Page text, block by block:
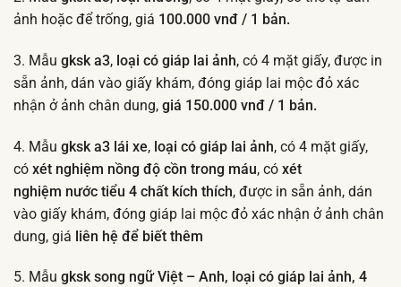
ảnh hoặc để trống, giá 100.000 vnđ / 1 bản.
3. Mẫu gksk a3, loại có giáp lai ảnh, có 4 mặt giấy, được in
sẵn ảnh, dán vào giấy khám, đóng giáp lai mộc đỏ xác
nhận ở ảnh chân dung, giá 150.000 vnđ / 1 bản.
4. Mẫu gksk a3 lái xe, loại có giáp lai ảnh, có 4 mặt giấy,
có xét nghiệm nồng độ cồn trong máu, có xét
nghiệm nước tiểu 4 chất kích thích, được in sẵn ảnh, dán
vào giấy khám, đóng giáp lai mộc đỏ xác nhận ở ảnh chân
dung, giá liên hệ để biết thêm
5. Mẫu gksk song ngữ Việt – Anh, loại có giáp lai ảnh, 4